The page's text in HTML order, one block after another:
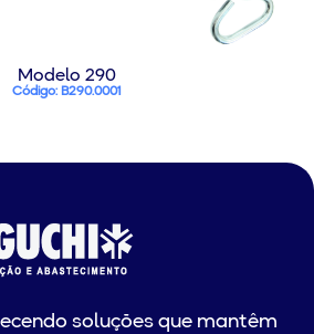
Modelo 290
Código: B290.0001
soluções que mantêm